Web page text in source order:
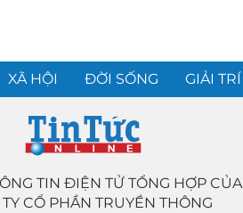
XÃ HỘI ĐỜI SỐNG GIẢI TRÍ
TIN ĐIỆN TỬ TỔNG HỢP CỦA
CỔ PHẦN TRUYỀN THÔNG